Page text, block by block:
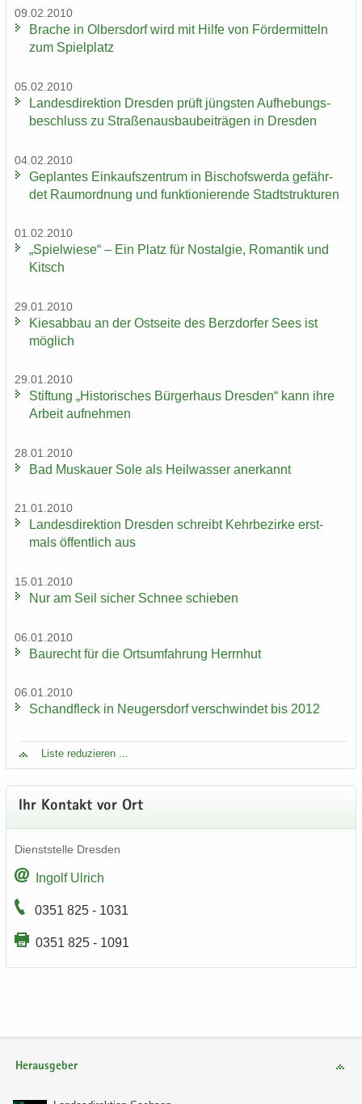
09.02.2010
Bra­che in Ol­bers­dorf wird mit Hilfe von För­der­mit­teln
zum Spiel­platz
05.02.2010
Lan­des­di­rek­ti­on Dres­den prüft jüngs­ten Auf­he­bungs­
be­schluss zu Stra­ßen­aus­bau­bei­trä­gen in Dres­den
04.02.2010
Ge­plan­tes Ein­kaufs­zen­trum in Bi­schofs­wer­da ge­fähr­
det Raum­ord­nung und funk­tio­nie­ren­de Stadt­struk­tu­ren
01.02.2010
„Spiel­wie­se“ – Ein Platz für Nost­al­gie, Ro­man­tik und
Kitsch
29.01.2010
Kies­ab­bau an der Ost­sei­te des Berz­dor­fer Sees ist
mög­lich
29.01.2010
Stif­tung „His­to­ri­sches Bür­ger­haus Dres­den“ kann ihre
Ar­beit auf­neh­men
28.01.2010
Bad Mus­kau­er Sole als Heil­was­ser an­er­kannt
21.01.2010
Lan­des­di­rek­ti­on Dres­den schreibt Kehr­be­zir­ke erst­
mals öf­fent­lich aus
15.01.2010
Nur am Seil si­cher Schnee schie­ben
06.01.2010
Bau­recht für die Orts­um­fah­rung Herrn­hut
06.01.2010
Schand­fleck in Neu­gers­dorf ver­schwin­det bis 2012
Liste re­du­zie­ren ...
Ihr Kon­takt vor Ort
Dienst­stel­le Dres­den
In­golf Ul­rich
0351 825 - 1031
0351 825 - 1091
Herausgeber